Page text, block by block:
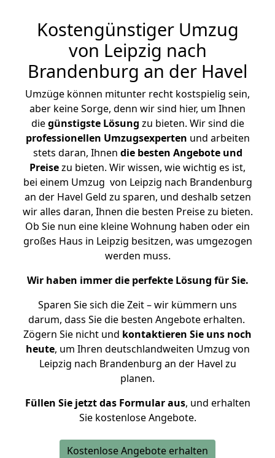
Kostengünstiger Umzug
von Leipzig nach
Brandenburg an der Havel
Umzüge können mitunter recht kostspielig sein,
aber keine Sorge, denn wir sind hier, um Ihnen
diegünstigste Lösung zu bieten. Wir sind die
professionellen Umzugsexperten und arbeiten
stets daran, Ihnen die besten Angebote und
Preisezu bieten. Wir wissen, wie wichtig es ist,
bei einem Umzug von Leipzig nach Brandenburg
an der Havel Geld zu sparen, und deshalb setzen
wir alles daran, Ihnen die besten Preise zu bieten.
Ob Sie nun eine kleine Wohnung haben oder ein
großes Haus in Leipzig besitzen, was umgezogen
werden muss.
Wir haben immer die perfekte Lösung für Sie.
Sparen Sie sich die Zeit – wir kümmern uns
darum, dass Sie die besten Angebote erhalten.
Zögern Sie nicht und kontaktieren Sie uns noch
heute, um Ihren deutschlandweiten Umzug von
Leipzig nach Brandenburg an der Havel zu
planen.
Füllen Sie jetzt das Formular aus, und erhalten
Sie kostenlose Angebote.
Kostenlose Angebote erhalten